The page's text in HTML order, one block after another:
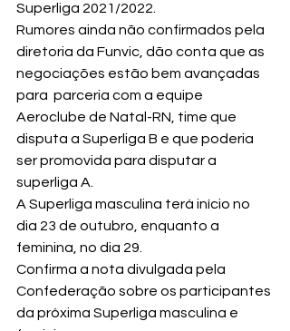
Superliga 2021/2022.
Rumores ainda não confirmados pela
diretoria da Funvic, dão conta que as
negociações estão bem avançadas
para  parceria com a equipe
Aeroclube de Natal-RN, time que
disputa a Superliga B e que poderia
ser promovida para disputar a
superliga A.
A Superliga masculina terá início no
dia 23 de outubro, enquanto a
feminina, no dia 29.
Confirma a nota divulgada pela
Confederação sobre os participantes
da próxima Superliga masculina e